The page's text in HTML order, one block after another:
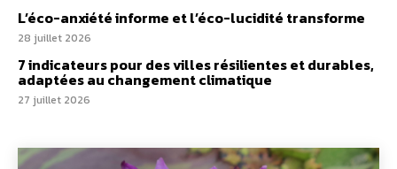
L’éco-anxiété informe et l’éco-lucidité transforme
28 juillet 2026
7 indicateurs pour des villes résilientes et durables,
adaptées au changement climatique
27 juillet 2026